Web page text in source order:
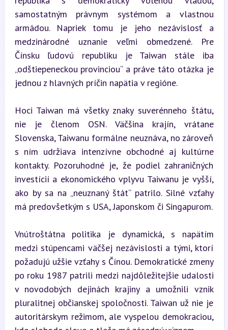
samostatným právnym systémom a vlastnou
armádou. Napriek tomu je jeho nezávislosť a
medzinárodné uznanie veľmi obmedzené. Pre
Čínsku ľudovú republiku je Taiwan stále iba
„odštiepeneckou provinciou“ a práve táto otázka je
jednou z hlavných príčin napätia v regióne.
Hoci Taiwan má všetky znaky suverénneho štátu,
nie je členom OSN. Väčšina krajín, vrátane
Slovenska, Taiwanu formálne neuznáva, no zároveň
s ním udržiava intenzívne obchodné aj kultúrne
kontakty. Pozoruhodné je, že podiel zahraničných
investícií a ekonomického vplyvu Taiwanu je vyšší,
ako by sa na „neuznaný štát“ patrilo. Silné vzťahy
má predovšetkým s USA, Japonskom či Singapurom.
Vnútroštátna politika je dynamická, s napätím
medzi stúpencami väčšej nezávislosti a tými, ktorí
požadujú užšie vzťahy s Čínou. Demokratické zmeny
po roku 1987 patrili medzi najdôležitejšie udalosti
v novodobých dejinách krajiny a umožnili vznik
pluralitnej občianskej spoločnosti. Taiwan už nie je
autoritárskym režimom, ale vyspelou demokraciou,